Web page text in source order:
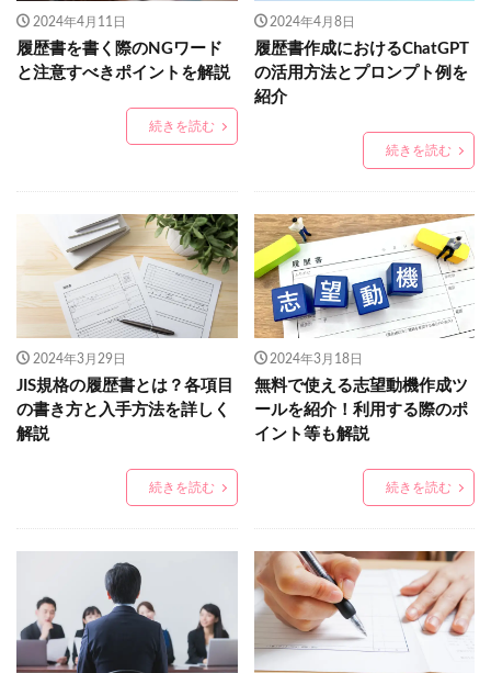
2024年4月11日
履歴書を書く際のNGワード
と注意すべきポイントを解説
続きを読む
2024年4月8日
履歴書作成におけるChatGPT
の活用方法とプロンプト例を
紹介
続きを読む
2024年3月29日
JIS規格の履歴書とは？各項目
の書き方と入手方法を詳しく
解説
続きを読む
2024年3月18日
無料で使える志望動機作成ツ
ールを紹介！利用する際のポ
イント等も解説
続きを読む